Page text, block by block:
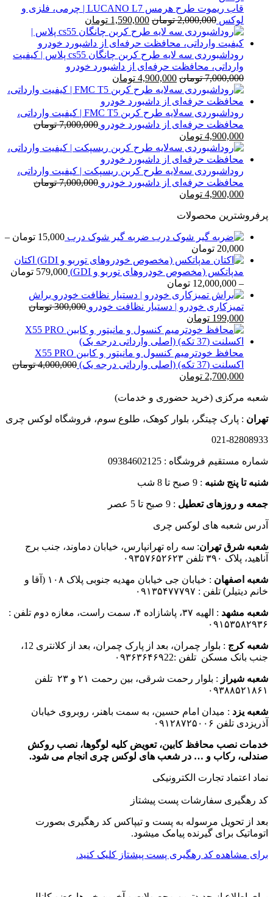
قاب ریموت طرح هرمس LUCANO L7 | چرمی، فلزی و
لوکس 2,000,000 تومان قیمت
اصلی
2,000,000 تومان
بود.
1,590,000 تومان
فعلی
1,590,000 تومان
است.روداشبوردی سه‌ لایه طرح کربن چانگان cs55 پلاس | کیفیت
وارداتی، محافظت حرفه‌ای از داشبورد خودرو
7,000,000 تومان قیمت
اصلی
7,000,000 تومان
بود.
4,900,000 تومان
فعلی
است.
روداشبوردی سه‌لایه طرح کربن FMC T5 | کیفیت وارداتی،
محافظت حرفه‌ای از داشبورد خودرو 7,000,000 تومان
قیمت
اصلی
7,000,000 تومان
بود.
4,900,000 تومان
فعلی
4,900,000 تومان
است.
روداشبوردی سه‌لایه طرح کربن ریسپکت | کیفیت وارداتی،
محافظت حرفه‌ای از داشبورد خودرو 7,000,000 تومان
قیمت
7,000,000 تومان
4,900,000 تومان
پرفروشترین محصولات
ضربه گیر شوک درب 15,000 تومان –
20,000 تومان
قیمت:
15,000 تومان
تا
20,000 تومان
اکتان
مدپاتکس (مخصوص خودروهای توربو و GDI)
579,000 تومان
–
12,000,000 تومان
قیمت:
579,000 تومان
12,000,000 تومان
براش
تمیزکاری خودرو | دستیار نظافت خودرو 300,000 تومان
قیمت
اصلی
300,000 تومان
بود.
199,000 تومان
فعلی
199,000 تومان
است.
محافظ خودترمیم کنسول و مانیتور و کابین X55 PRO
اکسلنت (37 تکه) (اصلی وارداتی درجه یک)
4,000,000 تومان
قیمت
4,000,000 تومان
2,700,000 تومان
2,700,000 تومان
شعبه مرکزی (خرید حضوری و خدمات)
تهران : پارک چیتگر، بلوار کوهک، طلوع سوم، فروشگاه لوکس چری
021-82808933
شماره مستقیم فروشگاه : 09384602125
شنبه تا پنج شنبه : 9 صبح تا 8 شب
جمعه و روزهای تعطیل : 9 صبح تا 5 عصر
آدرس شعبه های لوکس چری
شعبه شرق تهران: سه راه تهرانپارس، خیابان دماوند، جنب برج
آناهید، پلاک ۳۹۰ تلفن ۰۹۳۵۷۶۵۲۶۲۳
شعبه اصفهان
: خیابان جی خیابان مهدیه جنوبی پلاک ۱۰۸ (آقا و
خانم دیتیلر) تلفن : ۰۹۱۳۵۴۷۷۷۹۷
شعبه مشهد
: الهیه ۳۷، پاشازاده ۴، سمت راست، مغازه دوم تلفن :
۰۹۱۵۳۵۸۲۹۳۶
شعبه کرج
: بلوار چمران، بعد از پارک چمران، بعد از کلانتری 12،
جنب بانک مسکن تلفن :۰۹۳۶۳۶۴۶۹22
شعبه شیراز
: بلوار رحمت شرقی، بین رحمت ۲۱ و ۲۳ تلفن
۰۹۳۸۸۵۲۱۸۶۱
شعبه یزد : میدان امام حسین، به سمت باهنر، روبروی خیابان
آذریزدی تلفن ۰۹۱۲۸۷۲۵۰۰۶
خدمات نصب محافظ کابین، تعویض کلیه لوگوها، نصب روکش
صندلی، رکاب و … در شعب های لوکس چری انجام می شود.
نماد اعتماد تجارت الكترونیكی
کد رهگیری سفارشات پست پیشتاز
بعد از تحویل مرسوله به پست و تیپاکس کد رهگیری بصورت
اتوماتیک برای گیرنده پیامک میشود.
برای مشاهده کد رهگیری پست پیشتاز کلیک کنید.